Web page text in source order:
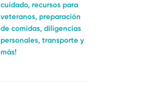
cuidado, recursos para
veteranos, preparación
de comidas, diligencias
personales, transporte y
más!